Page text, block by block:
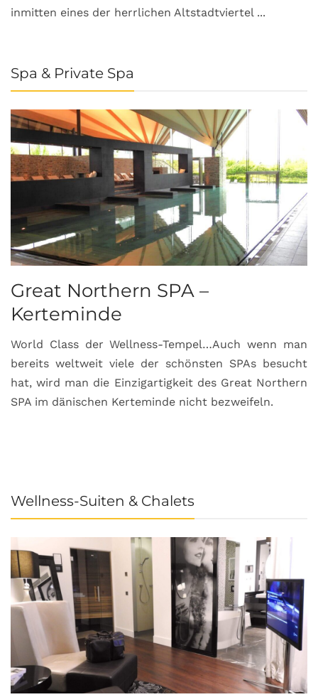
inmitten eines der herrlichen Altstadtviertel ...
Spa & Private Spa
Great Northern SPA –
Kerteminde
World Class der Wellness-Tempel…Auch wenn man
bereits weltweit viele der schönsten SPAs besucht
hat, wird man die Einzigartigkeit des Great Northern
SPA im dänischen Kerteminde nicht bezweifeln.
Wellness-Suiten & Chalets